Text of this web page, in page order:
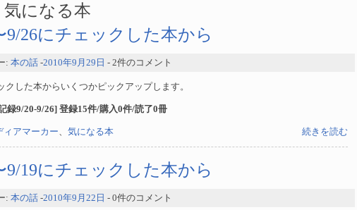
気になる本
9/26にチェックした本から
: 本の話 -2010年9月29日 - 2件のコメント
クした本からいくつかピックアップします。
録9/20-9/26] 登録15件/購入0件/読了0冊
続きを読む
ィアマーカー、 気になる本
9/19にチェックした本から
: 本の話 -2010年9月22日 - 0件のコメント